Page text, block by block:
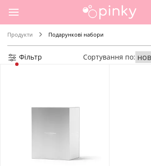
Продукти Подарункові набори
Фільтр Сортування по: